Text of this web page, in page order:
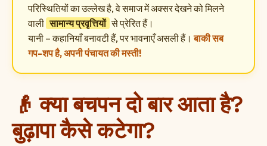
परिस्थितियों का उल्लेख है, वे समाज में अक्सर देखने को मिलने
वाली सामान्य प्रवृत्तियों से प्रेरित हैं।
यानी – कहानियाँ बनावटी हैं, पर भावनाएँ असली हैं।बाकी सब
गप-शप है, अपनी पंचायत की मस्ती!
👴 क्या बचपन दो बार आता है?
बुढ़ापा कैसे कटेगा?